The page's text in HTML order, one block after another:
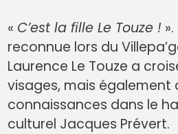
« C’est la fille Le Touze !
reconnue lors du
Laurence Le Touze a
visages, mais également
connaissances dans le
culturel Jacques Prévert.